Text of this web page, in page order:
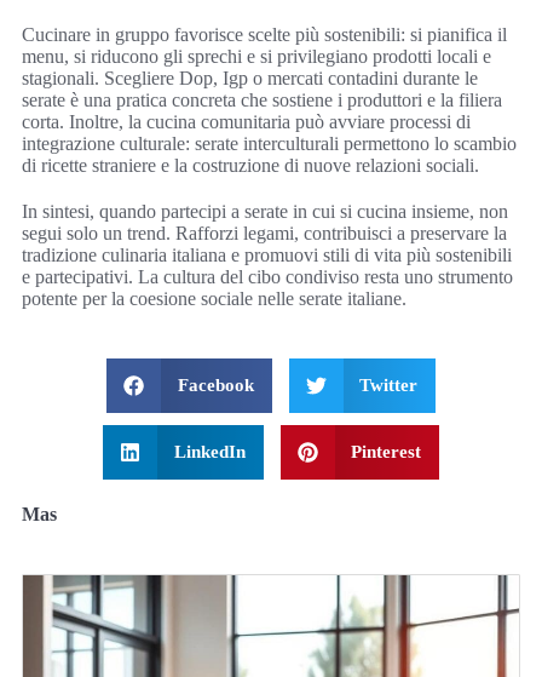
Cucinare in gruppo favorisce scelte più sostenibili: si pianifica il
menu, si riducono gli sprechi e si privilegiano prodotti locali e
stagionali. Scegliere Dop, Igp o mercati contadini durante le
serate è una pratica concreta che sostiene i produttori e la filiera
corta. Inoltre, la cucina comunitaria può avviare processi di
integrazione culturale: serate interculturali permettono lo scambio
di ricette straniere e la costruzione di nuove relazioni sociali.
In sintesi, quando partecipi a serate in cui si cucina insieme, non
segui solo un trend. Rafforzi legami, contribuisci a preservare la
tradizione culinaria italiana e promuovi stili di vita più sostenibili
e partecipativi. La cultura del cibo condiviso resta uno strumento
potente per la coesione sociale nelle serate italiane.
Facebook Twitter
LinkedIn Pinterest
Mas